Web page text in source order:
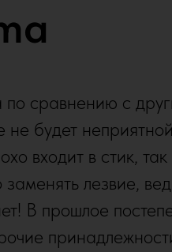
сравнению с
будет неприятной
входит в стик, так
лезвие,
В прошлое